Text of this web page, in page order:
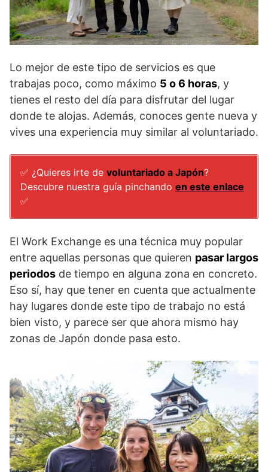
Lo mejor de este tipo de servicios es que
trabajas poco, como máximo 5 o 6 horas, y
tienes el resto del día para disfrutar del lugar
donde te alojas. Además, conoces gente nueva y
vives una experiencia muy similar al voluntariado.
✅ ¿Quieres irte de voluntariado a Japón?
Descubre nuestra guía pinchando en este enlace
✅
El Work Exchange es una técnica muy popular
entre aquellas personas que quieren pasar largos
periodos de tiempo en alguna zona en concreto.
Eso sí, hay que tener en cuenta que actualmente
hay lugares donde este tipo de trabajo no está
bien visto, y parece ser que ahora mismo hay
zonas de Japón donde pasa esto.